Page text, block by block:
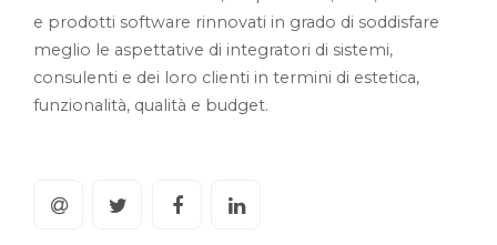
e prodotti software rinnovati in grado di soddisfare
meglio le aspettative di integratori di sistemi,
consulenti e dei loro clienti in termini di estetica,
funzionalità, qualità e budget.